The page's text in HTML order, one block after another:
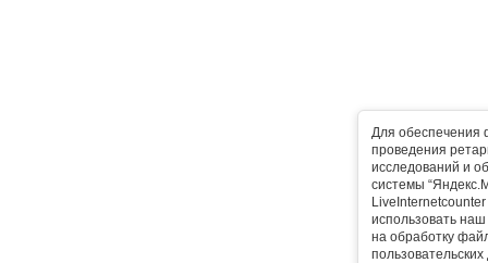
Для обеспечения
проведения
исследований и
системы
использовать
на обработку